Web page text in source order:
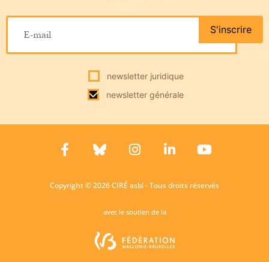
newsletter juridique
newsletter générale
S'inscrire
Copyright © 2026 CIRÉ asbl - Tous droits réservés
avec le soutien de la